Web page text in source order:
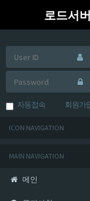
로드서버
자동접속 회원가
ICON NAVIGATION
MAIN NAVIGATION
메인